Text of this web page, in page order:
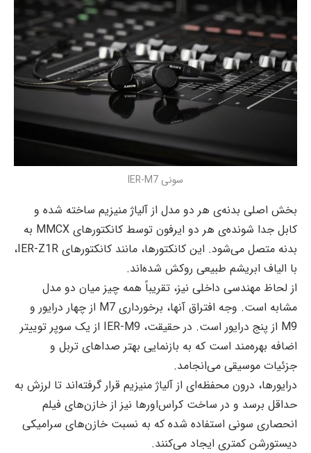
سونی IER-M7
بخش اصلی بدنه‌ی هر دو مدل از آلیاژ منیزیم ساخته شده و
کابل جدا شونده‌ی هر دو ایرفون توسط کانکتورهای MMCX به
بدنه متصل می‌شود. این کانکتورها، مانند کانکتورهای IER-Z1R،
با الیاف ابریشم طبیعی روکش شده‌اند.
از لحاظ مهندسی داخلی نیز، تقریباً همه چیز میان دو مدل
مشابه است. وجه افتراق آنها، برخورداری M7 از چهار درایور و
M9 از پنج درایور است. در حقیقت، IER-M9 از یک سوپر توییتر
اضافه بهره‌مند است که به بازنمایی بهتر صداهای تربل و
جزئیات موسیقی می‌انجامد.
درایورها، درون محفظه‌ای از آلیاژ منیزیم قرار گرفته‌اند تا لرزش به
حداقل برسد و در ساخت کراس‌اورها نیز از خازن‌های فیلم
انحصاری سونی استفاده شده که به نسبت خازن‌های سرامیکی
دیستورشن کمتری ایجاد می‌کنند.